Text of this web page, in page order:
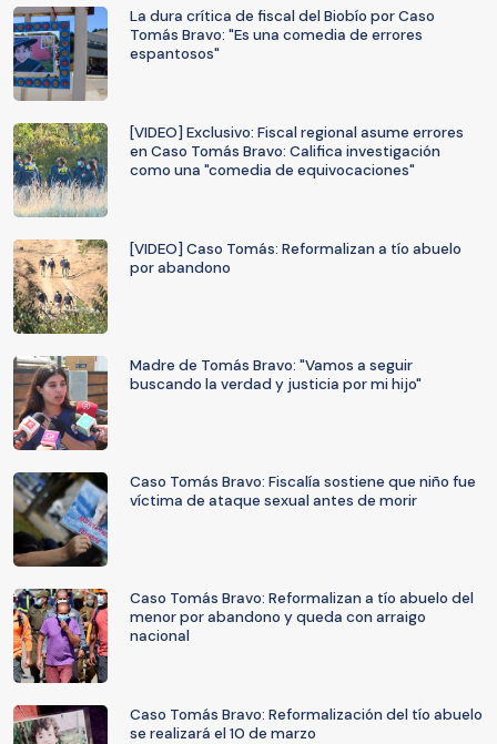
La dura crítica de fiscal del Biobío por Caso
Tomás Bravo: "Es una comedia de errores
espantosos"
[VIDEO] Exclusivo: Fiscal regional asume errores
en Caso Tomás Bravo: Califica investigación
como una "comedia de equivocaciones"
[VIDEO] Caso Tomás: Reformalizan a tío abuelo
por abandono
Madre de Tomás Bravo: "Vamos a seguir
buscando la verdad y justicia por mi hijo"
Caso Tomás Bravo: Fiscalía sostiene que niño fue
víctima de ataque sexual antes de morir
Caso Tomás Bravo: Reformalizan a tío abuelo del
menor por abandono y queda con arraigo
nacional
Caso Tomás Bravo: Reformalización del tío abuelo
se realizará el 10 de marzo